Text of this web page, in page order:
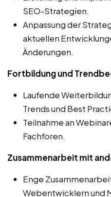
SEO-Strategien.
Anpassung der
aktuellen
Änderungen.
Fortbildung und
Laufende
Trends und Best
Teilnahme an
Fachforen.
Zusammenarbeit mit
Enge
Webentwicklern und